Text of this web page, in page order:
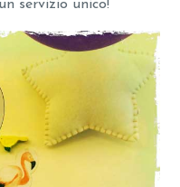
servizio unico!